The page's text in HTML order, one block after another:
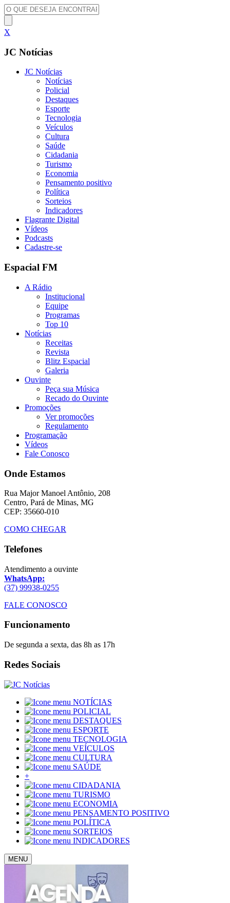
X
JC Notícias
JC Notícias
Notícias
Policial
Destaques
Esporte
Tecnologia
Veículos
Cultura
Saúde
Cidadania
Turismo
Economia
Pensamento positivo
Política
Sorteios
Indicadores
Flagrante Digital
Vídeos
Podcasts
Cadastre-se
Espacial FM
A Rádio
Institucional
Equipe
Programas
Top 10
Notícias
Receitas
Revista
Blitz Espacial
Galeria
Ouvinte
Peça sua Música
Recado do Ouvinte
Promoções
Ver promoções
Regulamento
Programação
Vídeos
Fale Conosco
Onde Estamos
Rua Major Manoel Antônio, 208
Centro, Pará de Minas, MG
CEP: 35660-010
COMO CHEGAR
Telefones
Atendimento a ouvinte
WhatsApp:
(37) 99938-0255
FALE CONOSCO
Funcionamento
De segunda a sexta, das 8h as 17h
Redes Sociais
NOTÍCIAS
POLICIAL
DESTAQUES
ESPORTE
TECNOLOGIA
VEÍCULOS
CULTURA
SAÚDE
+
CIDADANIA
TURISMO
ECONOMIA
PENSAMENTO POSITIVO
POLÍTICA
SORTEIOS
INDICADORES
MENU